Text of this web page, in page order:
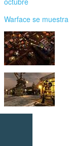
Warface se